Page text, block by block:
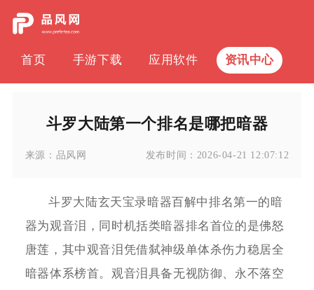
首页 手游下载 应用软件 资讯中心
斗罗大陆第一个排名是哪把暗器
来源： 品风网 发布时间： 2026-04-21 12:07:12
斗罗大陆玄天宝录暗器百解中排名第一的暗
器为观音泪，同时机括类暗器排名首位的是佛怒
唐莲，其中观音泪凭借弑神级单体杀伤力稳居全
暗器体系榜首。观音泪具备无视防御、永不落空